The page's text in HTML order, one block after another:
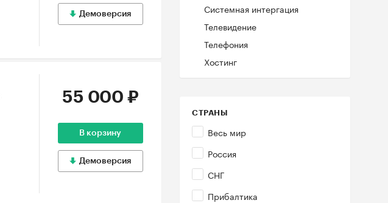
Системная интергация
Телевидение
Телефония
Хостинг
СТРАНЫ
Весь мир
Россия
СНГ
Прибалтика
Демоверсия
55 000 ₽
В корзину
Демоверсия